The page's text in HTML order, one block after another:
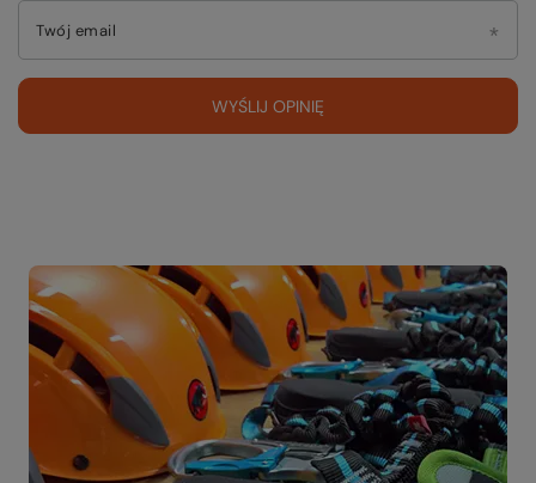
Twój email
WYŚLIJ OPINIĘ